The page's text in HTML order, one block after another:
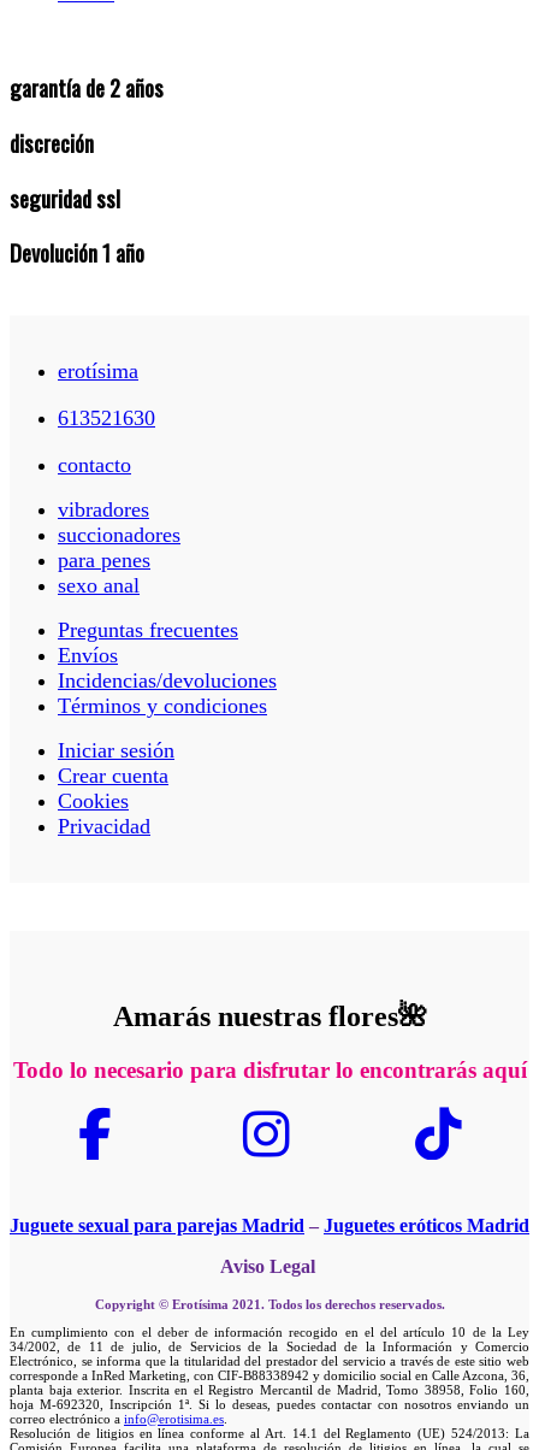
garantía de 2 años
discreción
seguridad ssl
Devolución 1 año
erotísima
613521630
contacto
vibradores
succionadores
para penes
sexo anal
Preguntas frecuentes
Envíos
Incidencias/devoluciones
Términos y condiciones
Iniciar sesión
Crear cuenta
Cookies
Privacidad
Amarás nuestras flores🌺
Todo lo necesario para disfrutar lo encontrarás aquí
Juguete sexual para parejas Madrid – Juguetes eróticos Madrid
Aviso Legal
Copyright © Erotísima 2021. Todos los derechos reservados.
En cumplimiento con el deber de información recogido en el del artículo 10 de la Ley
34/2002, de 11 de julio, de Servicios de la Sociedad de la Información y Comercio
Electrónico, se informa que la titularidad del prestador del servicio a través de este sitio web
corresponde a InRed Marketing, con CIF-B88338942 y domicilio social en Calle Azcona, 36,
planta baja exterior. Inscrita en el Registro Mercantil de Madrid, Tomo 38958, Folio 160,
hoja M-692320, Inscripción 1ª. Si lo deseas, puedes contactar con nosotros enviando un
correo electrónico a info@erotisima.es
Resolución de litigios en línea conforme al Art. 14.1 del Reglamento (UE) 524/2013: La